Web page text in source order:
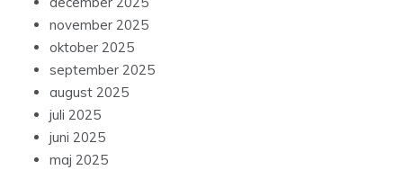
november 2025
oktober 2025
september 2025
august 2025
juli 2025
juni 2025
maj 2025